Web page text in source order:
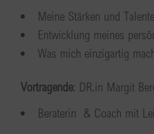
Meine Stärken und Talente
Entwicklung meines
Was mich einzigartig
Vortragende: DR.in Margit
Beraterin & Coach mit